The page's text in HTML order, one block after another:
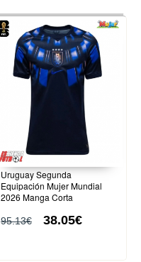
Uruguay Segunda
Equipación Mujer Mundial
2026 Manga Corta
95.13€ 38.05€